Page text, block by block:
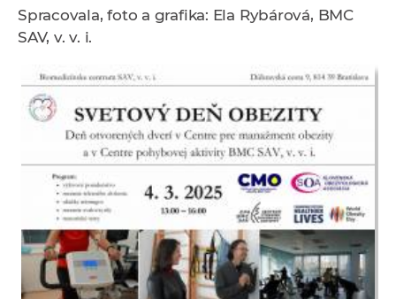
Spracovala, foto a grafika: Ela Rybárová, BMC
SAV, v. v. i.